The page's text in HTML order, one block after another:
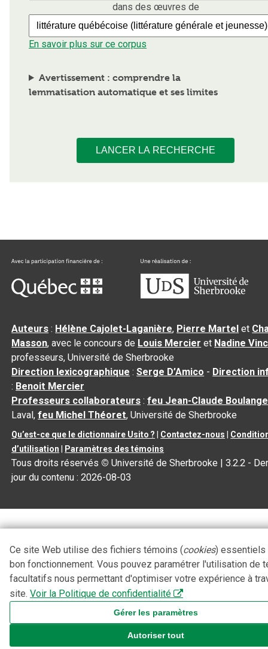
dans des œuvres de
En savoir plus sur ce corpus
Avertissement : comprendre la
lemmatisation automatique et ses limites
LANCER LA RECHERCHE
Auteurs : Hélène Cajolet-Laganière, Pierre Martel et
Masson, avec le concours de Louis Mercier et Nadine
professeurs, Université de Sherbrooke
Direction lexicographique :Serge D’Amico - Direction
: Benoit Mercier
Professeurs collaborateurs :feu Jean-Claude
Laval,feu Michel Théoret, Université de Sherbrooke
Qu’est-ce que le dictionnaire Usito ? Contactez-nous
d’utilisation
Paramètres des témoins
Tous droits réservés © Université de Sherbrooke |3.2.2 -
jour du contenu :2026-08-03
Ce site Web utilise des fichiers témoins (cookies) essentiels
bon fonctionnement. Vous pouvez paramétrer l'utilisation de
facultatifs nous permettant d'optimiser votre expérience à
site. Voir la Politique de confidentialité
Gérer les paramètres
Autoriser tout